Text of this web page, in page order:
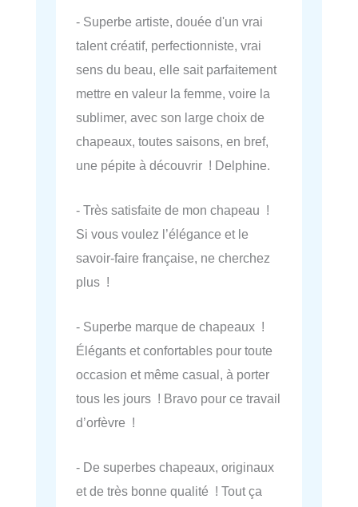
- Superbe artiste, douée d'un vrai
talent créatif, perfectionniste, vrai
sens du beau, elle sait parfaitement
mettre en valeur la femme, voire la
sublimer, avec son large choix de
chapeaux, toutes saisons, en bref,
une pépite à découvrir ! Delphine.
- Très satisfaite de mon chapeau !
Si vous voulez l’élégance et le
savoir-faire française, ne cherchez
plus !
- Superbe marque de chapeaux !
Élégants et confortables pour toute
occasion et même casual, à porter
tous les jours ! Bravo pour ce travail
d’orfèvre !
- De superbes chapeaux, originaux
et de très bonne qualité ! Tout ça